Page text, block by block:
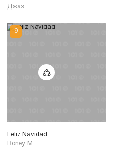
Джаз
Feliz Navidad
Boney M.